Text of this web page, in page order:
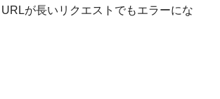
が長いリクエストでもエラーにな